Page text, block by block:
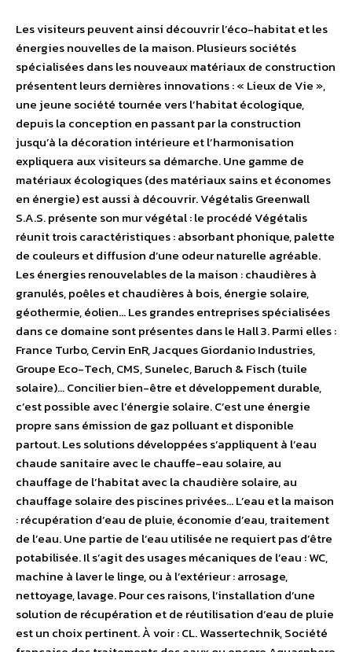
Les visiteurs peuvent ainsi découvrir l’éco-habitat et les
énergies nouvelles de la maison. Plusieurs sociétés
spécialisées dans les nouveaux matériaux de construction
présentent leurs dernières innovations : « Lieux de Vie »,
une jeune société tournée vers l’habitat écologique,
depuis la conception en passant par la construction
jusqu’à la décoration intérieure et l’harmonisation
expliquera aux visiteurs sa démarche. Une gamme de
matériaux écologiques (des matériaux sains et économes
en énergie) est aussi à découvrir. Végétalis Greenwall
S.A.S. présente son mur végétal : le procédé Végétalis
réunit trois caractéristiques : absorbant phonique, palette
de couleurs et diffusion d’une odeur naturelle agréable.
Les énergies renouvelables de la maison : chaudières à
granulés, poêles et chaudières à bois, énergie solaire,
géothermie, éolien… Les grandes entreprises spécialisées
dans ce domaine sont présentes dans le Hall 3. Parmi elles :
France Turbo, Cervin EnR, Jacques Giordanio Industries,
Groupe Eco-Tech, CMS, Sunelec, Baruch & Fisch (tuile
solaire)… Concilier bien-être et développement durable,
c’est possible avec l’énergie solaire. C’est une énergie
propre sans émission de gaz polluant et disponible
partout. Les solutions développées s’appliquent à l’eau
chaude sanitaire avec le chauffe-eau solaire, au
chauffage de l’habitat avec la chaudière solaire, au
chauffage solaire des piscines privées… L’eau et la maison
: récupération d’eau de pluie, économie d’eau, traitement
de l’eau. Une partie de l’eau utilisée ne requiert pas d’être
potabilisée. Il s’agit des usages mécaniques de l’eau : WC,
machine à laver le linge, ou à l’extérieur : arrosage,
nettoyage, lavage. Pour ces raisons, l’installation d’une
solution de récupération et de réutilisation d’eau de pluie
est un choix pertinent. À voir : CL. Wassertechnik, Société